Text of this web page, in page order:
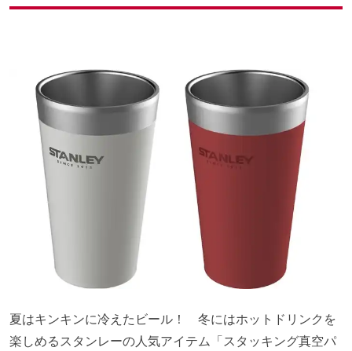
夏はキンキンに冷えたビール！ 冬にはホットドリンクを
楽しめるスタンレーの人気アイテム「スタッキング真空パ